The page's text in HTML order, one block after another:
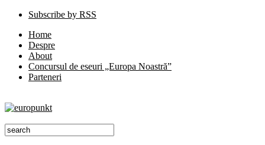
Subscribe by RSS
Home
Despre
About
Concursul de eseuri „Europa Noastră”
Parteneri